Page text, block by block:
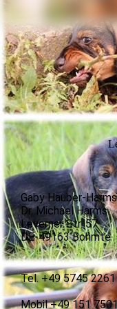
L
Gaby Hauber-
Dr. Michael Harms
Leverner Str. 57
DE-49163 Bohmte
Tel. +49 5745 2261
Mobil +49 151